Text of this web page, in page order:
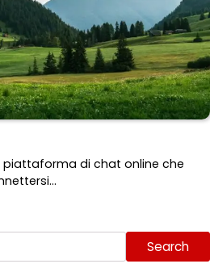
piattaforma di chat online che
Search